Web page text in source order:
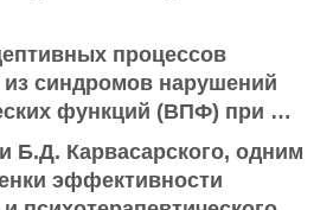
процессов
синдромов нарушений
функций (ВПФ) при …
Б.Д. Карвасарского, одним
эффективности